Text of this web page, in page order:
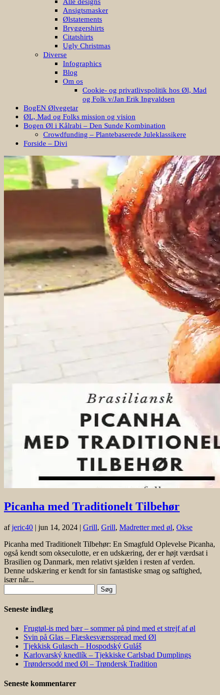
Ansigtsmasker
Ølstatements
Bryggershirts
Citatshirts
Ugly Christmas
Diverse
Infographics
Blog
Om os
Cookie- og privatlivspolitik hos Øl, Mad
og Folk v/Jan Erik Ingvaldsen
BogEN Ølvegetar
ØL, Mad og Folks mission og vision
Bogen Øl i Kålrabi – Den Sunde Kombination
Crowdfunding – Plantebaserede Juleklassikere
Forside – Divi
Picanha med Traditionelt Tilbehør
afjeric40 | jun 14, 2024 | Grill, Grill, Madretter med øl, Okse
Picanha med Traditionelt Tilbehør: En Smagfuld Oplevelse Picanha,
også kendt som okseculotte, er en udskæring, der er højt værdsat i
Brasilien og Danmark, men relativt sjælden i resten af verden.
Denne udskæring er kendt for sin fantastiske smag og saftighed,
især når...
efter:
Seneste indlæg
Frugtøl-is med bær – sommer på pind med et strejf af øl
Svin på Glas – Flæskesværsspread med Øl
Tjekkisk Gulasch – Hospodský Guláš
Karlovarský knedlík – Tjekkiske Carlsbad Dumplings
Trøndersodd med Øl – Trøndersk Tradition
Seneste kommentarer